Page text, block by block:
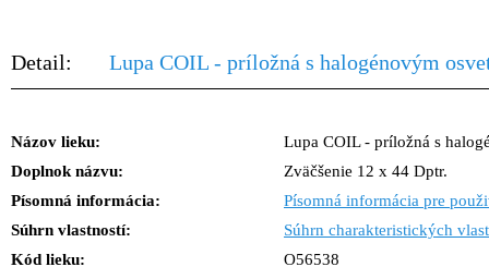
Detail: Lupa COIL - príložná s halogénovým
Názov lieku:
Lupa COIL - príložná s
Doplnok názvu:
Zväčšenie 12 x 44 Dptr.
Písomná informácia:
Písomná informácia pre
Súhrn vlastností:
Súhrn charakteristických
Kód lieku:
O56538